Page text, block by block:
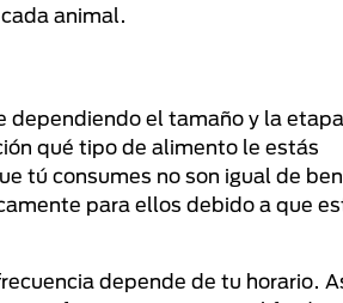
animal.
dependiendo el tamaño y la
qué tipo de alimento le estás
tú consumes no son igual de
para ellos debido a que
depende de tu horario.